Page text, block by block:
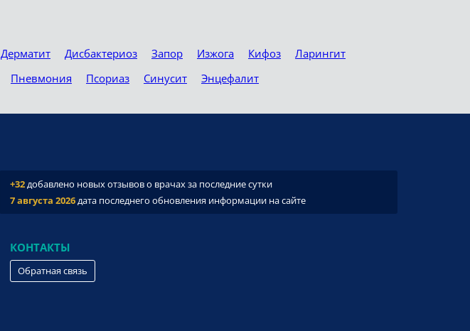
Дерматит Дисбактериоз Запор Изжога Кифоз
Ларингит
Пневмония Псориаз Синусит Энцефалит
+32добавлено новых отзывов о врачах за последние сутки
7 августа 2026дата последнего обновления информации на сайте
КОНТАКТЫ
Обратная связь